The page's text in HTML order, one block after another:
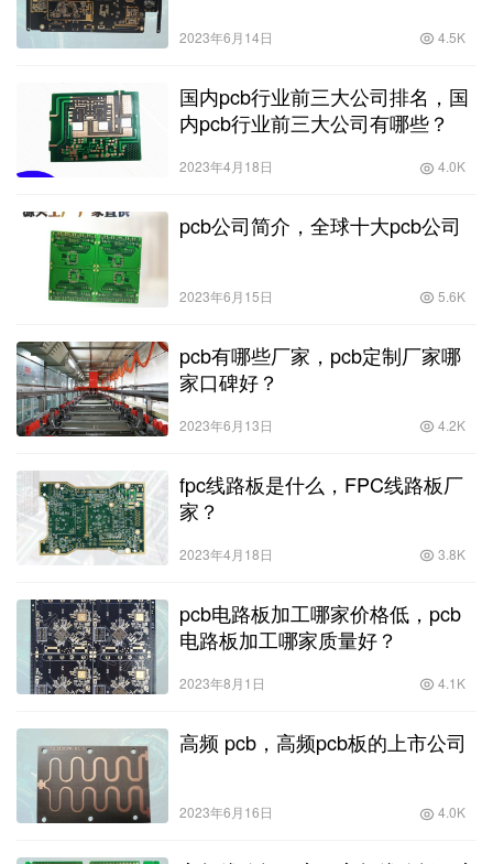
2023年6月14日 4.5K
国内pcb行业前三大公司排名，国
内pcb行业前三大公司有哪些？
2023年4月18日 4.0K
pcb公司简介，全球十大pcb公司
2023年6月15日 5.6K
pcb有哪些厂家，pcb定制厂家哪
家口碑好？
2023年6月13日 4.2K
fpc线路板是什么，FPC线路板厂
家？
2023年4月18日 3.8K
pcb电路板加工哪家价格低，pcb
电路板加工哪家质量好？
2023年8月1日 4.1K
高频 pcb，高频pcb板的上市公司
2023年6月16日 4.0K